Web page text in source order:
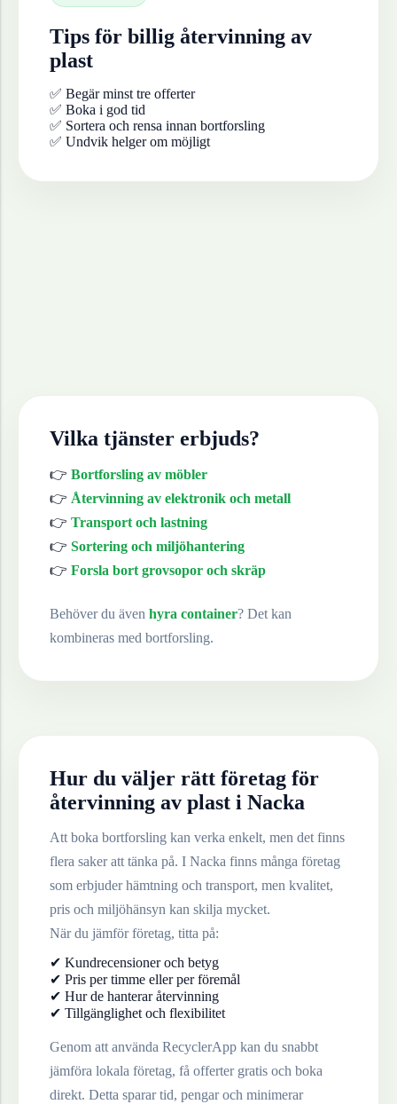
Tips för billig återvinning av
plast
✅ Begär minst tre offerter
✅ Boka i god tid
✅ Sortera och rensa innan bortforsling
✅ Undvik helger om möjligt
Vilka tjänster erbjuds?
👉 Bortforsling av möbler
👉 Återvinning av elektronik och metall
👉 Transport och lastning
👉 Sortering och miljöhantering
👉 Forsla bort grovsopor och skräp
Behöver du även hyra container? Det kan
kombineras med bortforsling.
Hur du väljer rätt företag för
återvinning av plast i Nacka
Att boka bortforsling kan verka enkelt, men det finns
flera saker att tänka på. I Nacka finns många företag
som erbjuder hämtning och transport, men kvalitet,
pris och miljöhänsyn kan skilja mycket.
När du jämför företag, titta på:
✔ Kundrecensioner och betyg
✔ Pris per timme eller per föremål
✔ Hur de hanterar återvinning
✔ Tillgänglighet och flexibilitet
Genom att använda RecyclerApp kan du snabbt
jämföra lokala företag, få offerter gratis och boka
direkt. Detta sparar tid, pengar och minimerar